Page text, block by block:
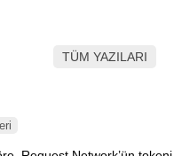
TÜM YAZILARI